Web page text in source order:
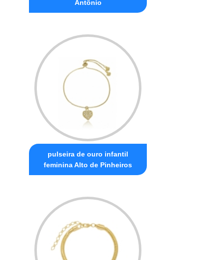
Antônio
pulseira de ouro infantil
feminina Alto de Pinheiros